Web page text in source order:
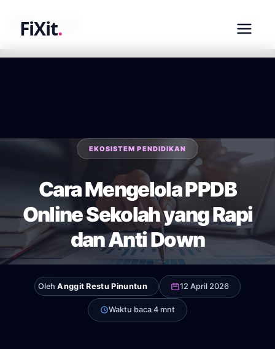
FiXit.
fixit.co.id
EKOSISTEM PENDIDIKAN
Cara Mengelola PPDB
Online Sekolah yang Rapi
dan Anti Down
OlehAnggit Restu Pinuntun 12 April 2026
Waktu baca 4 mnt